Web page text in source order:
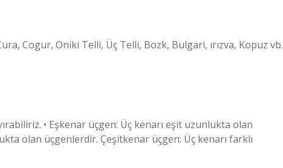
Cogur, Oniki Telli, Üç Telli, Bozk, Bulgari, ırızva, Kopuz vb.
• Eşkenar üçgen: Üç kenarı eşit uzunlukta olan
olan üçgenlerdir. Çeşitkenar üçgen: Üç kenarı farklı